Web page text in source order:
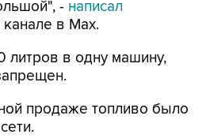
- написал
в Max.
литров в одну машину,
продаже топливо было